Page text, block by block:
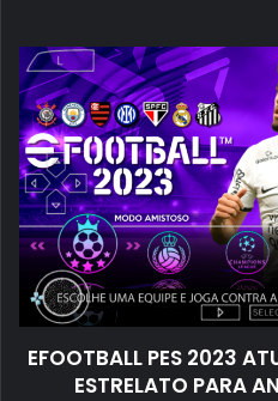
EFOOTBALL PES 2023
ESTRELATO PARA